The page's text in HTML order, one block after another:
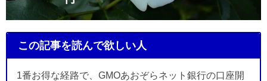
この記事を読んで欲しい人
1番お得な経路で、GMOあおぞらネット銀行の口座開